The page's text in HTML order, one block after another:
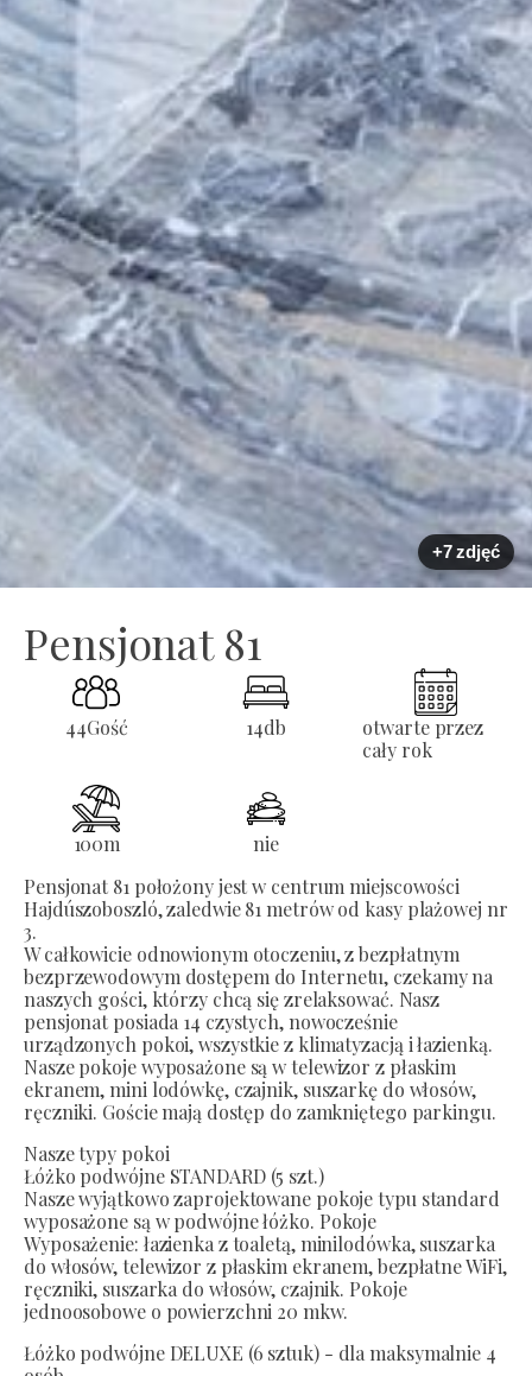
+7 zdjęć
Pensjonat 81
44Gość 14db
otwarte przez
cały rok
100m
nie
Pensjonat 81 położony jest w centrum miejscowości
Hajdúszoboszló, zaledwie 81 metrów od kasy plażowej nr
3.
W całkowicie odnowionym otoczeniu, z bezpłatnym
bezprzewodowym dostępem do Internetu, czekamy na
naszych gości, którzy chcą się zrelaksować. Nasz
pensjonat posiada 14 czystych, nowocześnie
urządzonych pokoi, wszystkie z klimatyzacją i łazienką.
Nasze pokoje wyposażone są w telewizor z płaskim
ekranem, mini lodówkę, czajnik, suszarkę do włosów,
ręczniki. Goście mają dostęp do zamkniętego parkingu.
Nasze typy pokoi
Łóżko podwójne STANDARD (5 szt.)
Nasze wyjątkowo zaprojektowane pokoje typu standard
wyposażone są w podwójne łóżko. Pokoje
Wyposażenie: łazienka z toaletą, minilodówka, suszarka
do włosów, telewizor z płaskim ekranem, bezpłatne WiFi,
ręczniki, suszarka do włosów, czajnik. Pokoje
jednoosobowe o powierzchni 20 mkw.
Łóżko podwójne DELUXE (6 sztuk) - dla maksymalnie 4